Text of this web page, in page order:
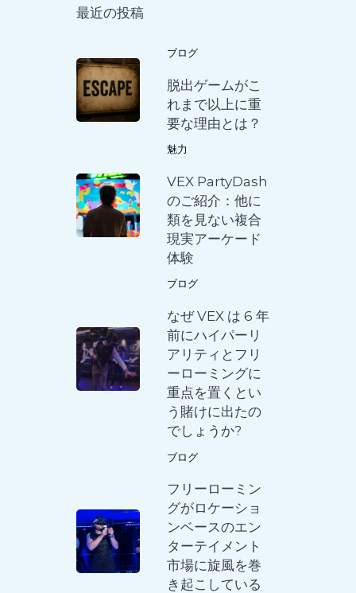
最近の投稿
ブログ
脱出ゲームがこ
れまで以上に重
要な理由とは？
魅力
VEX PartyDash
のご紹介：他に
類を見ない複合
現実アーケード
体験
ブログ
なぜ VEX は 6 年
前にハイパーリ
アリティとフリ
ーローミングに
重点を置くとい
う賭けに出たの
でしょうか?
ブログ
フリーローミン
グがロケーショ
ンベースのエン
ターテイメント
市場に旋風を巻
き起こしている